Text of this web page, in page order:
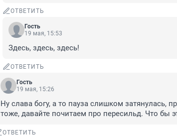
ОТВЕТИТЬ
Гость
19 мая, 15:53
Здесь, здесь, здесь!
ОТВЕТИТЬ
Гость
19 мая, 15:26
Ну слава богу, а то пауза слишком затянулась,
тоже, давайте почитаем про пересильд. Что бы
ОТВЕТИТЬ